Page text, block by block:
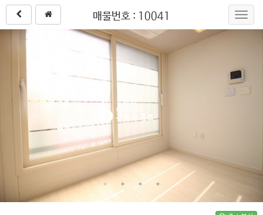
매물번호 : 10041